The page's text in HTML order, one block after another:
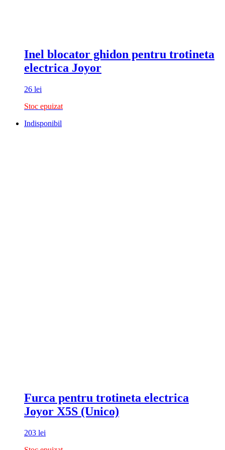
Inel blocator ghidon pentru trotineta
electrica Joyor
26 lei
Stoc epuizat
Indisponibil
Furca pentru trotineta electrica
Joyor X5S (Unico)
203 lei